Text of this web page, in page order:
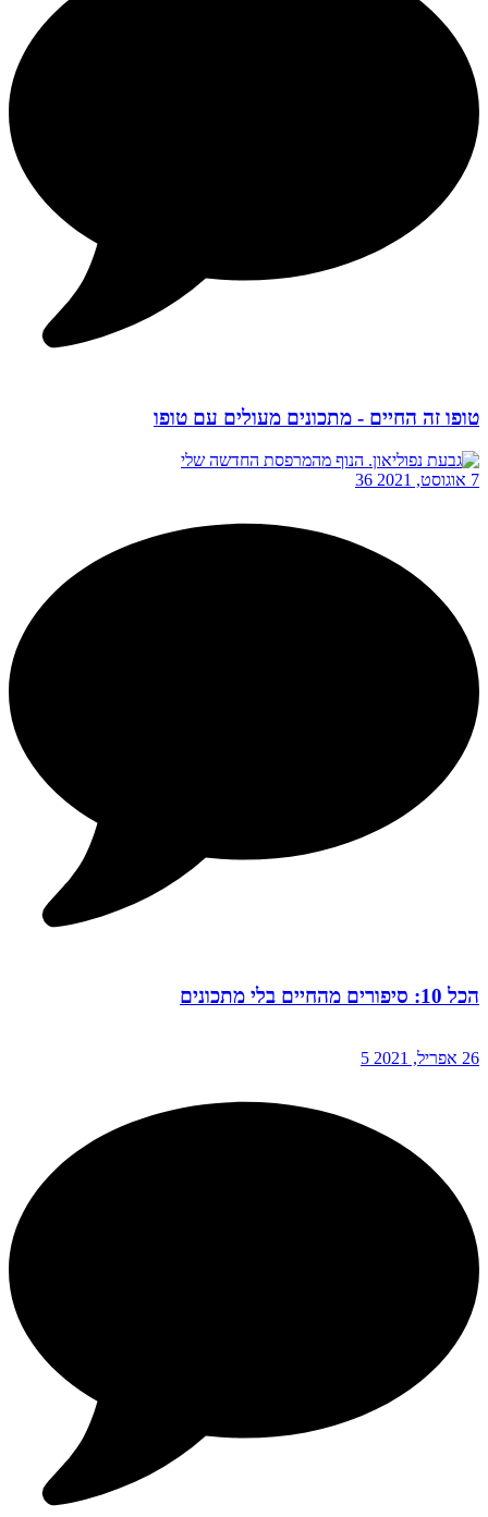
טופו זה החיים - מתכונים מעולים עם טופו
7 אוגוסט, 2021 36
הכל 10: סיפורים מהחיים בלי מתכונים
26 אפריל, 2021 5